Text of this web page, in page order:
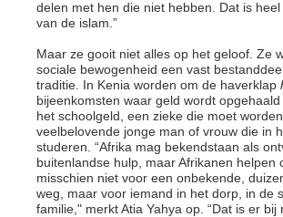
delen met hen die niet hebben. Dat is
van de islam.”
Maar ze gooit niet alles op het geloof. Ze
sociale bewogenheid een vast
traditie. In Kenia worden om de haverklap
bijeenkomsten waar geld wordt
het schoolgeld, een zieke die moet
veelbelovende jonge man of vrouw die in
studeren. “Afrika mag bekendstaan als
buitenlandse hulp, maar Afrikanen helpen
misschien niet voor een onbekende,
weg, maar voor iemand in het dorp, in de
familie," merkt Atia Yahya op. “Dat is er bij